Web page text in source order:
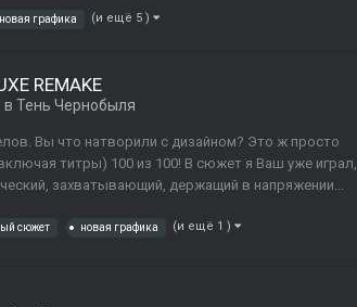
новая графика (и ещё 5 )
REMAKE
в Тень Чернобыля
Вы что натворили с дизайном? Это ж просто
титры) 100 из 100! В сюжет я Ваш уже играл,
захватывающий, держащий в напряжении...
сюжет новая графика (и ещё 1 )